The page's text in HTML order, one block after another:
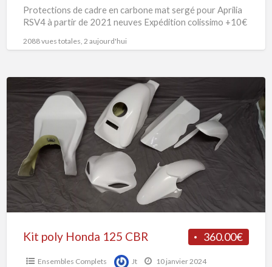
Protections de cadre en carbone mat sergé pour Aprilia
RSV4 à partir de 2021 neuves Expédition colissimo +10€
2088 vues totales, 2 aujourd'hui
Honda
360.00€
Kit poly Honda 125 CBR
Ensembles Complets Jt 10 janvier 2024